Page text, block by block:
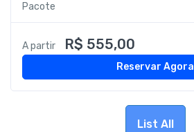
Pacote
A partir R$ 555,00
Reservar Agora
List All